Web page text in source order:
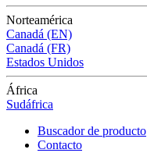
Norteamérica
Canadá (EN)
Canadá (FR)
Estados Unidos
África
Sudáfrica
Buscador de producto
Contacto